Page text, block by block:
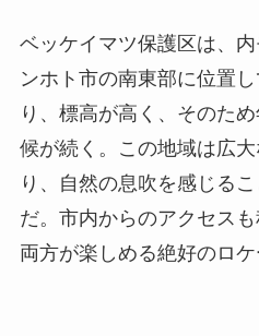
だ。市内からのアクセス
両方が楽しめる絶好のロ
歴史と文化的背景
ベッケイマツ保護区は、そ